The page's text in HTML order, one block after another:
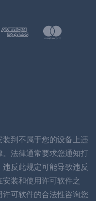
到不属于您的设备上违
法律通常要求您通知打
反此规定可能导致违反
装和使用许可软件之
可软件的合法性咨询您